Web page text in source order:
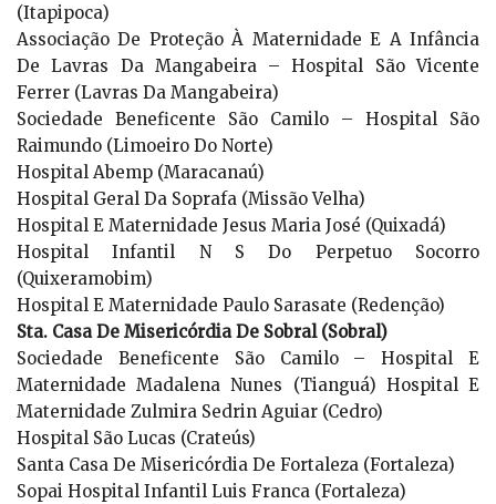
(Itapipoca)
Associação De Proteção À Maternidade E A Infância
De Lavras Da Mangabeira – Hospital São Vicente
Ferrer (Lavras Da Mangabeira)
Sociedade Beneficente São Camilo – Hospital São
Raimundo (Limoeiro Do Norte)
Hospital Abemp (Maracanaú)
Hospital Geral Da Soprafa (Missão Velha)
Hospital E Maternidade Jesus Maria José (Quixadá)
Hospital Infantil N S Do Perpetuo Socorro
(Quixeramobim)
Hospital E Maternidade Paulo Sarasate (Redenção)
Sta. Casa De Misericórdia De Sobral (Sobral)
Sociedade Beneficente São Camilo – Hospital E
Maternidade Madalena Nunes (Tianguá) Hospital E
Maternidade Zulmira Sedrin Aguiar (Cedro)
Hospital São Lucas (Crateús)
Santa Casa De Misericórdia De Fortaleza (Fortaleza)
Sopai Hospital Infantil Luis Franca (Fortaleza)